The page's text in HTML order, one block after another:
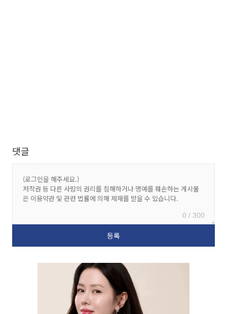
댓글
0 / 300